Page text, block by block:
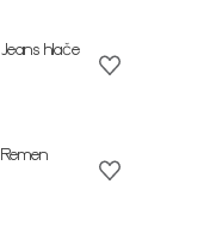
Jeans hlače
Remen